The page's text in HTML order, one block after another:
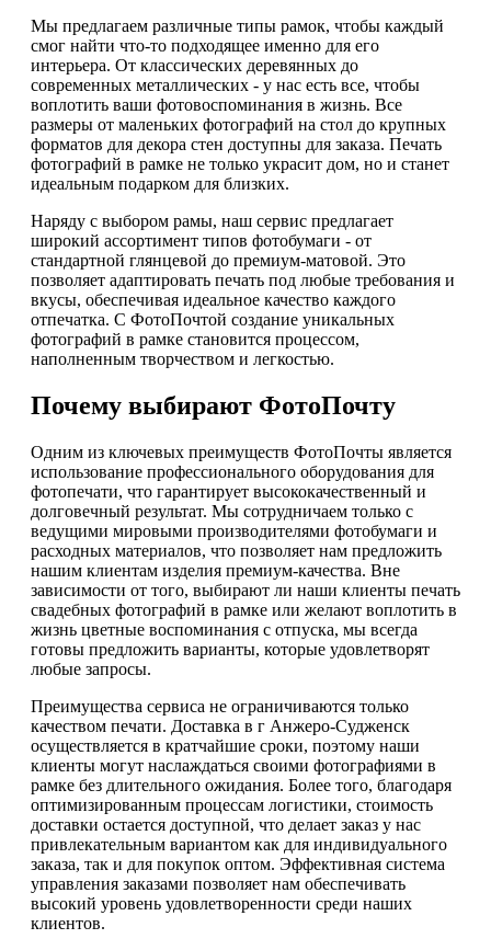
Мы предлагаем различные типы рамок, чтобы каждый
смог найти что-то подходящее именно для его
интерьера. От классических деревянных до
современных металлических - у нас есть все, чтобы
воплотить ваши фотовоспоминания в жизнь. Все
размеры от маленьких фотографий на стол до крупных
форматов для декора стен доступны для заказа. Печать
фотографий в рамке не только украсит дом, но и станет
идеальным подарком для близких.
Наряду с выбором рамы, наш сервис предлагает
широкий ассортимент типов фотобумаги - от
стандартной глянцевой до премиум-матовой. Это
позволяет адаптировать печать под любые требования и
вкусы, обеспечивая идеальное качество каждого
отпечатка. С ФотоПочтой создание уникальных
фотографий в рамке становится процессом,
наполненным творчеством и легкостью.
Почему выбирают ФотоПочту
Одним из ключевых преимуществ ФотоПочты является
использование профессионального оборудования для
фотопечати, что гарантирует высококачественный и
долговечный результат. Мы сотрудничаем только с
ведущими мировыми производителями фотобумаги и
расходных материалов, что позволяет нам предложить
нашим клиентам изделия премиум-качества. Вне
зависимости от того, выбирают ли наши клиенты печать
свадебных фотографий в рамке или желают воплотить в
жизнь цветные воспоминания с отпуска, мы всегда
готовы предложить варианты, которые удовлетворят
любые запросы.
Преимущества сервиса не ограничиваются только
качеством печати. Доставка в г Анжеро-Судженск
осуществляется в кратчайшие сроки, поэтому наши
клиенты могут наслаждаться своими фотографиями в
рамке без длительного ожидания. Более того, благодаря
оптимизированным процессам логистики, стоимость
доставки остается доступной, что делает заказ у нас
привлекательным вариантом как для индивидуального
заказа, так и для покупок оптом. Эффективная система
управления заказами позволяет нам обеспечивать
высокий уровень удовлетворенности среди наших
клиентов.